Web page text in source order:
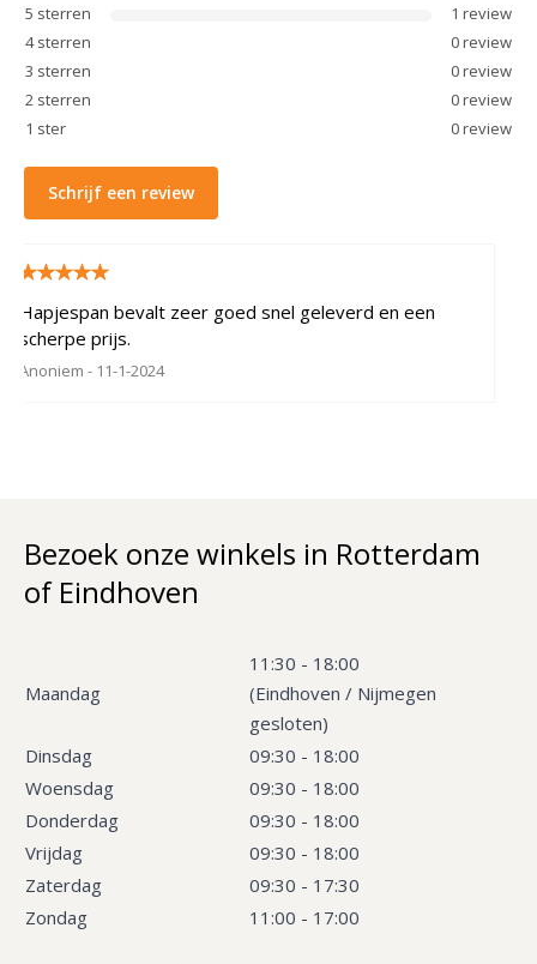
5 sterren 1 review
4 sterren 0review
3 sterren 0review
2 sterren 0review
1 ster 0review
Schrijf een review
Hapjespan bevalt zeer goed snel geleverd en een
scherpe prijs.
Anoniem - 11-1-2024
Bezoek onze winkels in Rotterdam
of Eindhoven
Maandag
11:30 - 18:00
(Eindhoven / Nijmegen
gesloten)
Dinsdag
09:30 - 18:00
Woensdag
09:30 - 18:00
Donderdag
09:30 - 18:00
Vrijdag
09:30 - 18:00
Zaterdag
09:30 - 17:30
Zondag
11:00 - 17:00